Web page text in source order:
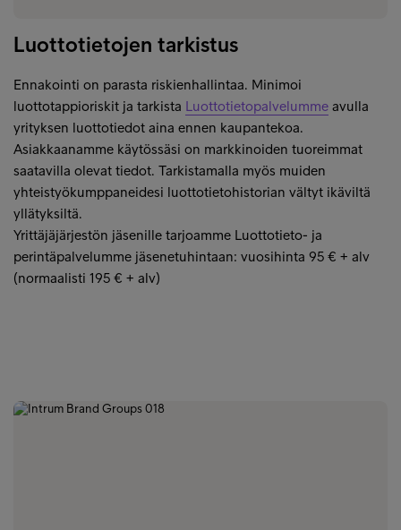
Luottotietojen tarkistus
Ennakointi on parasta riskienhallintaa. Minimoi
luottotappioriskit ja tarkista Luottotietopalvelumme avulla
yrityksen luottotiedot aina ennen kaupantekoa.
Asiakkaanamme käytössäsi on markkinoiden tuoreimmat
saatavilla olevat tiedot. Tarkistamalla myös muiden
yhteistyökumppaneidesi luottotietohistorian vältyt ikäviltä
yllätyksiltä.
Yrittäjäjärjestön jäsenille tarjoamme Luottotieto- ja
perintäpalvelumme jäsenetuhintaan: vuosihinta 95 € + alv
(normaalisti 195 € + alv)